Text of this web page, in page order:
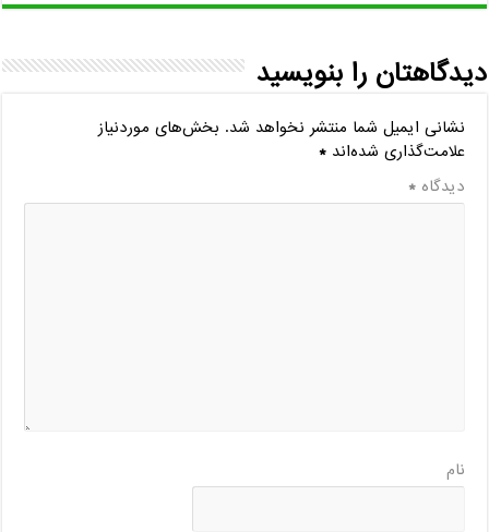
دیدگاهتان را بنویسید
نشانی ایمیل شما منتشر نخواهد شد. بخش‌های موردنیاز
علامت‌گذاری شده‌اند*
دیدگاه*
نام